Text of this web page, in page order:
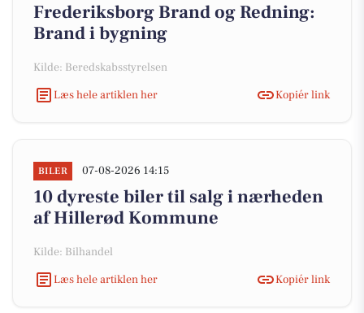
Frederiksborg Brand og Redning:
Brand i bygning
Kilde: Beredskabsstyrelsen
Læs hele artiklen her
Kopiér link
BILER 07-08-2026 14:15
10 dyreste biler til salg i nærheden
af Hillerød Kommune
Kilde: Bilhandel
Læs hele artiklen her
Kopiér link